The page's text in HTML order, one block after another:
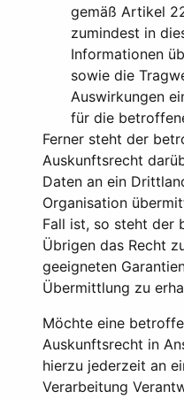
gemäß Artikel
zumindest in
Informationen
sowie die
Auswirkungen
für die
Ferner steht der
Auskunftsrecht
Daten an ein
Organisation
Fall ist, so steht der
Übrigen das Recht
geeigneten
Übermittlung zu
Möchte eine
Auskunftsrecht in
hierzu jederzeit an
Verarbeitung